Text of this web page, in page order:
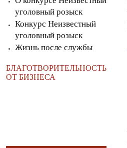
уголовный розыск
Конкурс Неизвестный
уголовный розыск
Жизнь после службы
БЛАГОТВОРИТЕЛЬНОСТЬ
ОТ БИЗНЕСА